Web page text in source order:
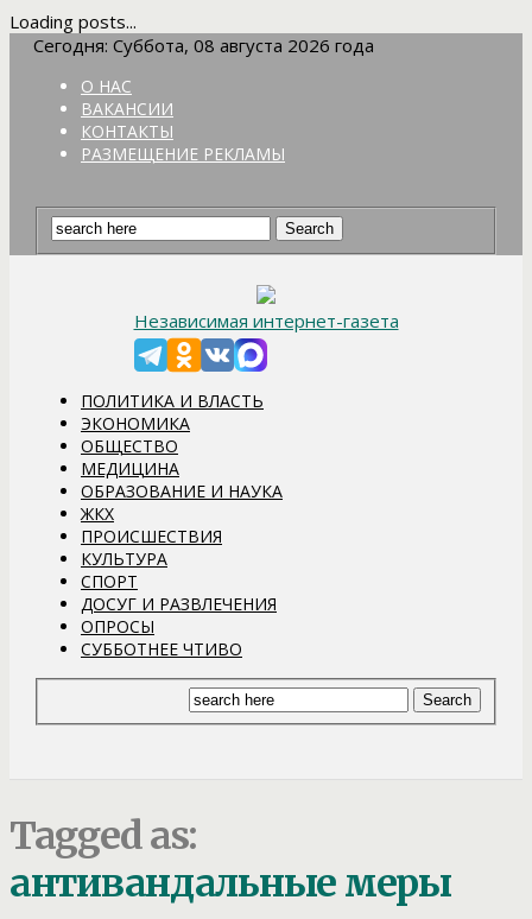
Loading posts...
Сегодня: Суббота, 08 августа 2026 года
О НАС
ВАКАНСИИ
КОНТАКТЫ
РАЗМЕЩЕНИЕ РЕКЛАМЫ
Независимая интернет-газета
ПОЛИТИКА И ВЛАСТЬ
ЭКОНОМИКА
ОБЩЕСТВО
МЕДИЦИНА
ОБРАЗОВАНИЕ И НАУКА
ЖКХ
ПРОИСШЕСТВИЯ
КУЛЬТУРА
СПОРТ
ДОСУГ И РАЗВЛЕЧЕНИЯ
ОПРОСЫ
СУББОТНЕЕ ЧТИВО
Tagged as:
антивандальные меры